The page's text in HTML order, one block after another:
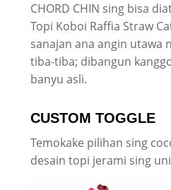
CHORD CHIN sing bisa
Topi Koboi Raffia Straw
sanajan ana angin utawa
tiba-tiba; dibangun
banyu asli.
CUSTOM TOGGLE
Temokake pilihan sing
desain topi jerami sing